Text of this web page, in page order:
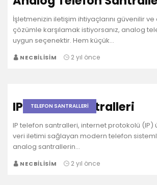
İşletmenizin iletişim ihtiyaçlarını güvenilir
çözümle karşılamak istiyorsanız, analog
uygun seçenektir. Hem küçük…
NECBILISIM 2 yıl önce
TELEFON SANTRALLERI
IP Telefon Santralleri
IP telefon santralleri, internet protokolü (IP)
veri iletimi sağlayan modern telefon
analog santrallerin…
NECBILISIM 2 yıl önce